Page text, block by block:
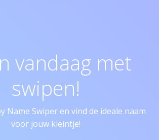
vandaag met
swipen!
Name Swiper en vind de ideale naam
voor jouw kleintje!